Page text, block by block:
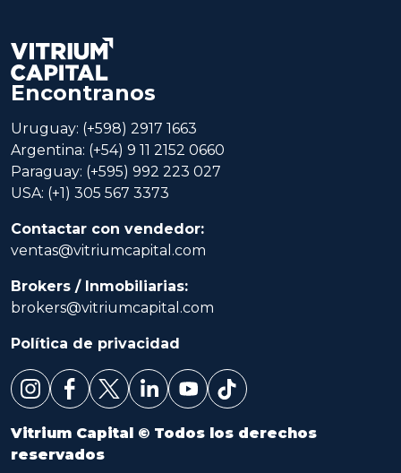
Encontranos
Uruguay: (+598) 2917 1663
Argentina: (+54) 9 11 2152 0660
Paraguay: (+595) 992 223 027
USA: (+1) 305 567 3373
Contactar con vendedor:
ventas@vitriumcapital.com
Brokers / Inmobiliarias:
brokers@vitriumcapital.com
Política de privacidad
Vitrium Capital © Todos los derechos
reservados